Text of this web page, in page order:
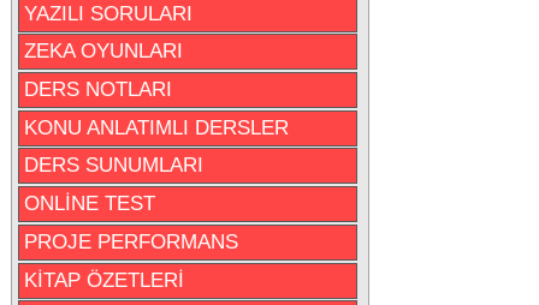
YAZILI SORULARI
ZEKA OYUNLARI
DERS NOTLARI
KONU ANLATIMLI DERSLER
DERS SUNUMLARI
ONLİNE TEST
PROJE PERFORMANS
KİTAP ÖZETLERİ